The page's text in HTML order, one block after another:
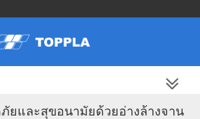
ยและสุขอนามัยด้วยอ่างล้างจาน